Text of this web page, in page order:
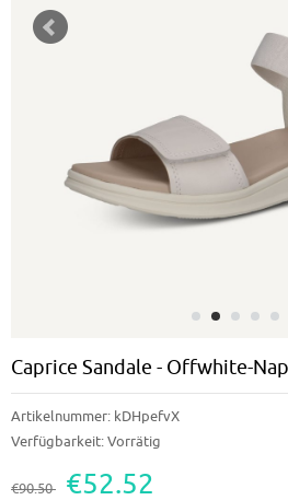
Caprice Sandale - Offwhite-
Artikelnummer: kDHpefvX
Verfügbarkeit:Vorrätig
€90.50 €52.52